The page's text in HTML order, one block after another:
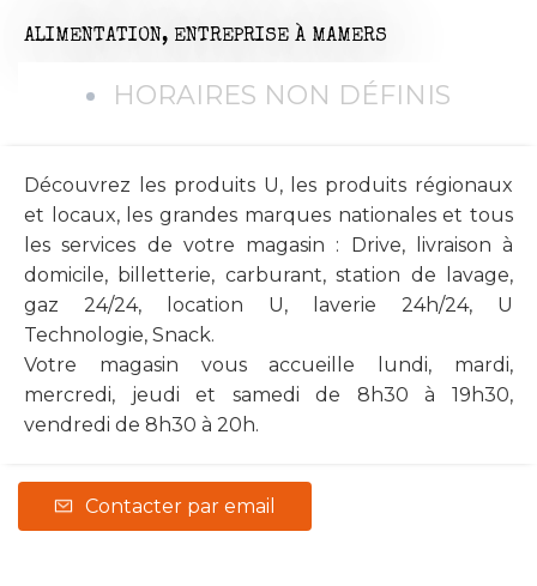
ALIMENTATION, ENTREPRISE À MAMERS
HORAIRES NON DÉFINIS
Découvrez les produits U, les produits régionaux
et locaux, les grandes marques nationales et tous
les services de votre magasin : Drive, livraison à
domicile, billetterie, carburant, station de lavage,
gaz 24/24, location U, laverie 24h/24, U
Technologie, Snack.
Votre magasin vous accueille lundi, mardi,
mercredi, jeudi et samedi de 8h30 à 19h30,
vendredi de 8h30 à 20h.
Contacter par email